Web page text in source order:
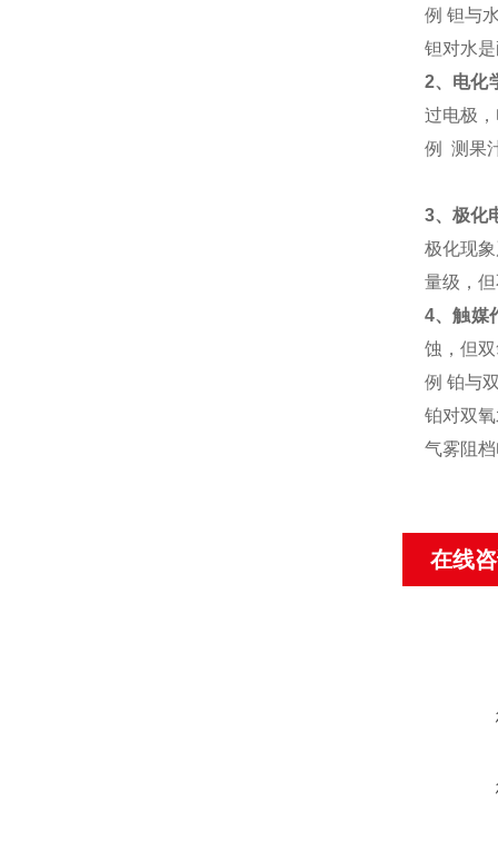
例 钽与
钽对水
2、电化
过电极
例 测果
3、极化
极化现
量级，
4、触媒
蚀，但
例 铂与
铂对双
气雾阻
在线